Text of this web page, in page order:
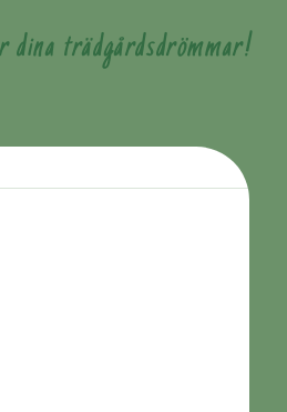
dina trädgårdsdrömmar!